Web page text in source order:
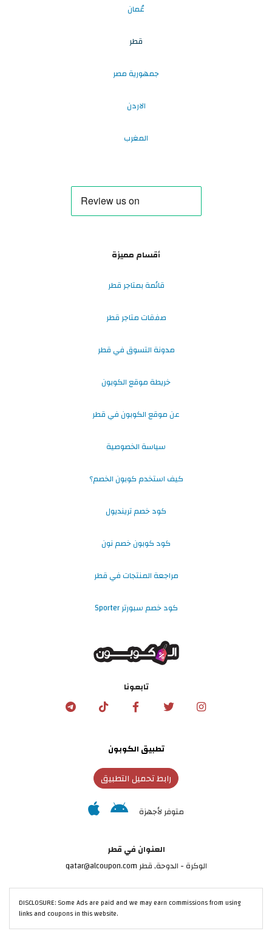
عُمان
قطر
جمهورية مصر
الاردن
المغرب
أقسام مميزة
قائمة بمتاجر قطر
صفقات متاجر قطر
مدونة التسوق في قطر
خريطة موقع الكوبون
عن موقع الكوبون في قطر
سياسة الخصوصية
كيف استخدم كوبون الخصم؟
كود خصم ترينديول
كود كوبون خصم نون
مراجعة المنتجات في قطر
كود خصم سبورتر Sporter
تابعونا
تطبيق الكوبون
رابط تحميل التطبيق
متوفر لأجهزة
العنوان في قطر
الوكرة - الدوحة, قطر qatar@alcoupon.com
DISCLOSURE: Some Ads are paid and we may earn commissions from using
links and coupons in this website.